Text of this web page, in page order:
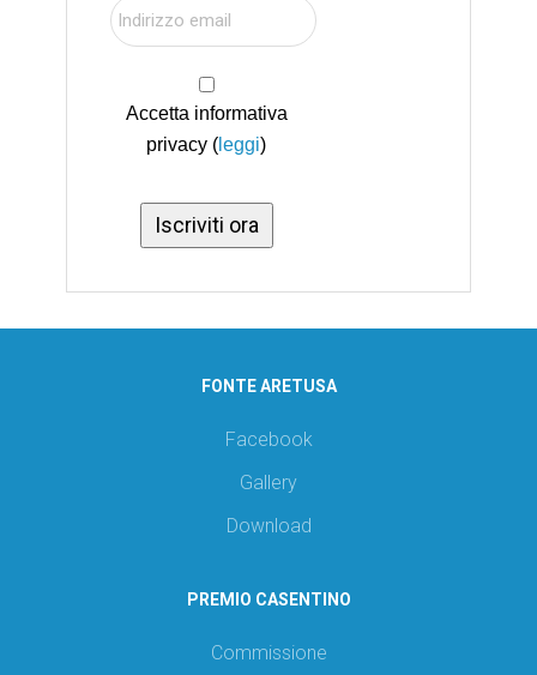
Accetta informativa
privacy ( leggi)
FONTE ARETUSA
Facebook
Gallery
Download
PREMIO CASENTINO
Commissione